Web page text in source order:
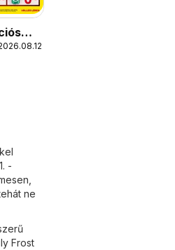
-
ne
Frost